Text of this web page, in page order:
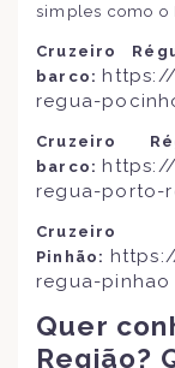
simples como o
Cruzeiro
barco:
regua-
Cruzeiro
barco:
regua-porto-
Pinhão:
regua-pinhao
Quer
Região?